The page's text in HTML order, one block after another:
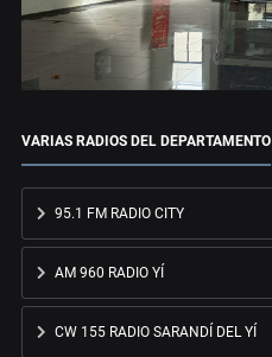
VARIAS RADIOS DEL DEPARTAMENTO
95.1 FM RADIO CITY
AM 960 RADIO YÍ
CW 155 RADIO SARANDÍ DEL YÍ